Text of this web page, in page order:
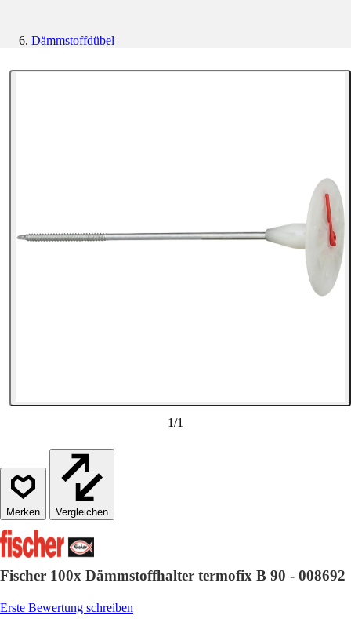
Dämmstoffdübel
1/1
Vergleichen
Fischer 100x Dämmstoffhalter termofix B 90 - 008692
Erste Bewertung schreiben